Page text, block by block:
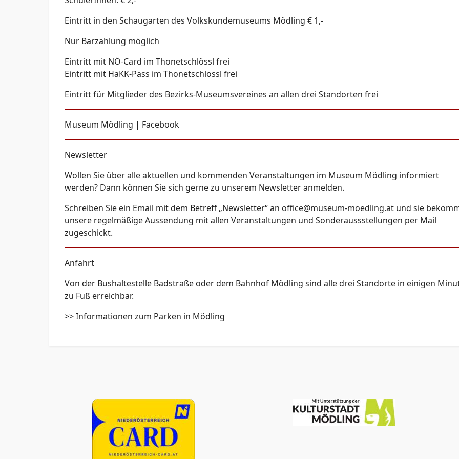
Eintritt in den Schaugarten des Volkskundemuseums Mödling € 1,-
Nur Barzahlung möglich
Eintritt mit NÖ-Card im Thonetschlössl frei
Eintritt mit HaKK-Pass im Thonetschlössl frei
Eintritt für Mitglieder des Bezirks-Museumsvereines an allen drei Standorten frei
Museum Mödling | Facebook
Newsletter
Wollen Sie über alle aktuellen und kommenden Veranstaltungen im Museum Mödling informiert
werden? Dann können Sie sich gerne zu unserem Newsletter anmelden.
Schreiben Sie ein Email mit dem Betreff „Newsletter“ an office@museum-moedling.at und sie
unsere regelmäßige Aussendung mit allen Veranstaltungen und Sonderaussstellungen per Mail
zugeschickt.
Anfahrt
Von der Bushaltestelle Badstraße oder dem Bahnhof Mödling sind alle drei Standorte in einigen
zu Fuß erreichbar.
>> Informationen zum Parken in Mödling